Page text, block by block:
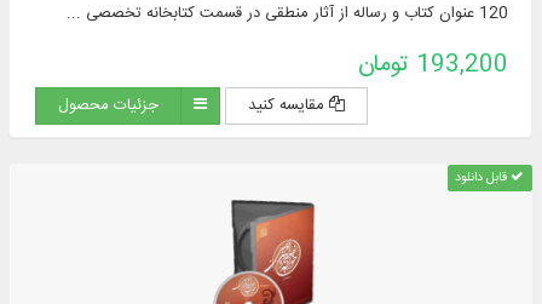
120 عنوان کتاب و رساله از آثار منطقی در قسمت کتابخانه تخصصی ...
193,200 تومان
مقایسه کنید جزئیات محصول
قابل دانلود